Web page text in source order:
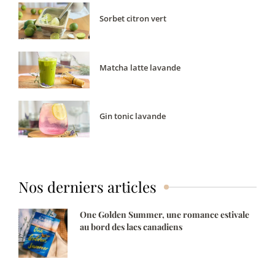
Sorbet citron vert
Matcha latte lavande
Gin tonic lavande
Nos derniers articles
One Golden Summer, une romance estivale
au bord des lacs canadiens